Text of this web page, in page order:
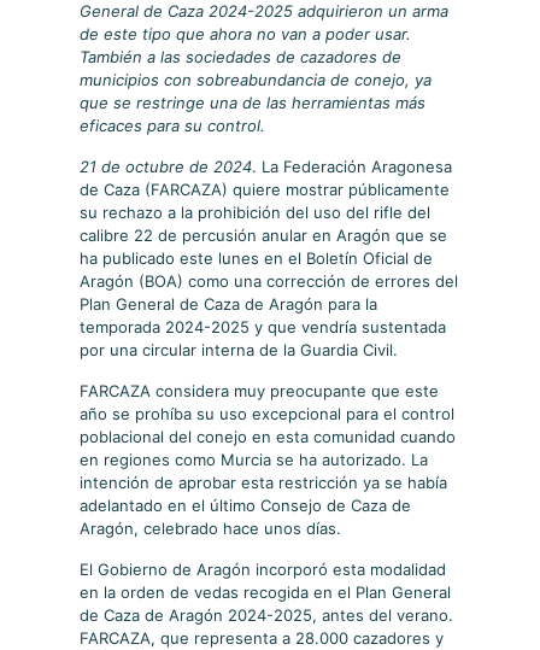
General de Caza 2024-2025 adquirieron un arma
de este tipo que ahora no van a poder usar.
También a las sociedades de cazadores de
municipios con sobreabundancia de conejo, ya
que se restringe una de las herramientas más
eficaces para su control.
21 de octubre de 2024. La Federación Aragonesa
de Caza (FARCAZA) quiere mostrar públicamente
su rechazo a la prohibición del uso del rifle del
calibre 22 de percusión anular en Aragón que se
ha publicado este lunes en el Boletín Oficial de
Aragón (BOA) como una corrección de errores del
Plan General de Caza de Aragón para la
temporada 2024-2025 y que vendría sustentada
por una circular interna de la Guardia Civil.
FARCAZA considera muy preocupante que este
año se prohíba su uso excepcional para el control
poblacional del conejo en esta comunidad cuando
en regiones como Murcia se ha autorizado. La
intención de aprobar esta restricción ya se había
adelantado en el último Consejo de Caza de
Aragón, celebrado hace unos días.
El Gobierno de Aragón incorporó esta modalidad
en la orden de vedas recogida en el Plan General
de Caza de Aragón 2024-2025, antes del verano.
FARCAZA, que representa a 28.000 cazadores y